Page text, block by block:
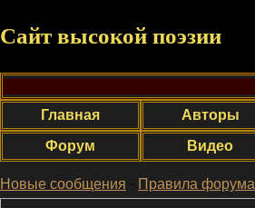
Сайт высокой поэзии
Главная
Авторы
Форум
Видео
Новые сообщения · Правила форума